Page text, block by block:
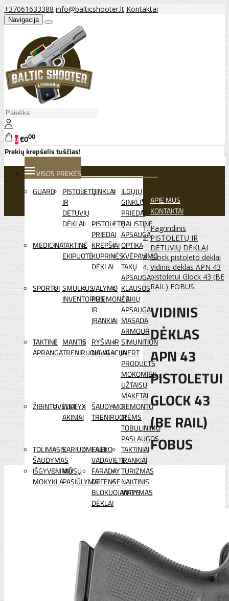
+37061633388 info@balticshooter.lt Kontaktai
Navigacija
0€000
Prekių krepšelis tuščias!
VISOS PREKĖS
GUARD
PISTOLETŲ
IR
DĖTUVIŲ
DĖKLAI
GINKLAI ILGŲJŲ
GINKLŲ
PRIEDAI
PISTOLETŲ
PRIEDAI
BALISTINĖ
APSAUGA
MEDICINATAKTINĖ
EKIPUOTĖ
KREPŠIAI
KUPRINĖS
DĖKLAI
OPTIKA
KVĖPAVIMO
TAKŲ
APSAUGA
SPORTUI SMULKUS
INVENTORIUS
VALYMO
PRIEMONĖS
IR
ĮRANKIAI
KLAUSOS
/ AKIŲ
APSAUGA
MASADA
ARMOUR
TAKTINĖ
APRANGA
MANTIS
TRENIRUOKLIAI
RYŠIAI IR
NAVIGACIJA
SIMUNITION
INERT
PRODUCTS
MOKOMIEJI
UŽTAISŲ
MAKETAI
ŽIBINTUVĖLIAI
WILEYX
AKINIAI
ŠAUDYMO
TRENIRUOTĖMS
REMONTO
IR
TOBULINIMO
PASLAUGOS
TOLIMASIS
ŠAUDYMAS
KARIUOMENEI
LAUKO
VADAVIETĖ
TAKTINIAI
ĮRANKIAI
IŠGYVENIMO
MOKYKLA
MŪSŲ
PASIŪLYMAI
FARADAY
DEFENSE
BLOKUOJANTYS
DĖKLAI
TURIZMAS
NAKTINIS
MATYMAS
APIE MUS
KONTAKTAI
Pagrindinis
PISTOLETŲ IR
DĖTUVIŲ DĖKLAI
Glock pistoleto dėklai
Vidinis dėklas APN 43
pistoletui Glock 43 (BE
RAIL) FOBUS
VIDINIS
DĖKLAS
APN 43
PISTOLETUI
GLOCK 43
(BE RAIL)
FOBUS